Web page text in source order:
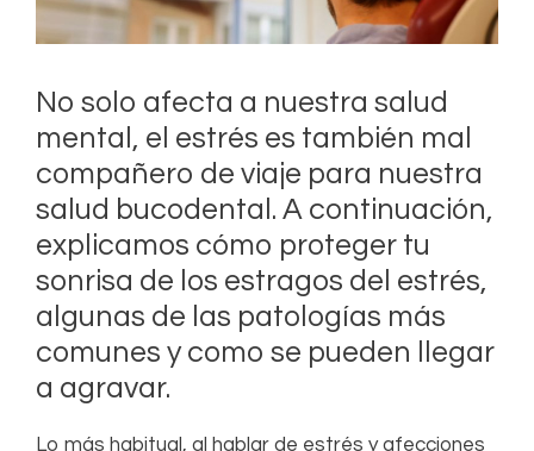
No solo afecta a nuestra salud
mental, el estrés es también mal
compañero de viaje para nuestra
salud bucodental. A continuación,
explicamos cómo proteger tu
sonrisa de los estragos del estrés,
algunas de las patologías más
comunes y como se pueden llegar
a agravar.
Lo más habitual, al hablar de estrés y afecciones